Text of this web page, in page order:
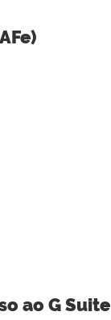
ao G Suite